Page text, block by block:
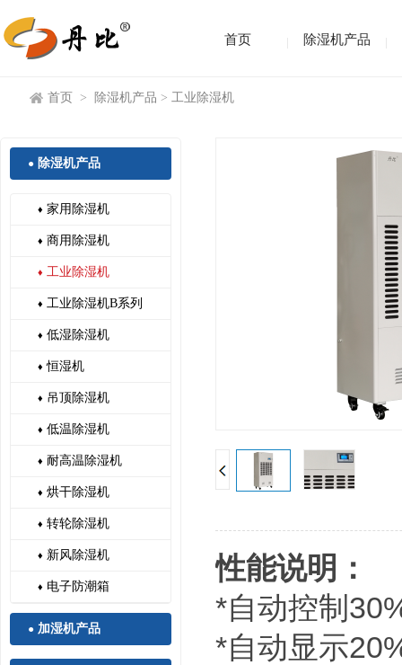
首页 除湿机产品
首页 > 除湿机产品 > 工业除湿机
● 除湿机产品
♦ 家用除湿机
♦ 商用除湿机
♦ 工业除湿机
♦ 工业除湿机B系列
♦ 低湿除湿机
♦ 恒湿机
♦ 吊顶除湿机
♦ 低温除湿机
♦ 耐高温除湿机
♦ 烘干除湿机
♦ 转轮除湿机
♦ 新风除湿机
♦ 电子防潮箱
● 加湿机产品
性能说明：
*自动控制
*自动显示